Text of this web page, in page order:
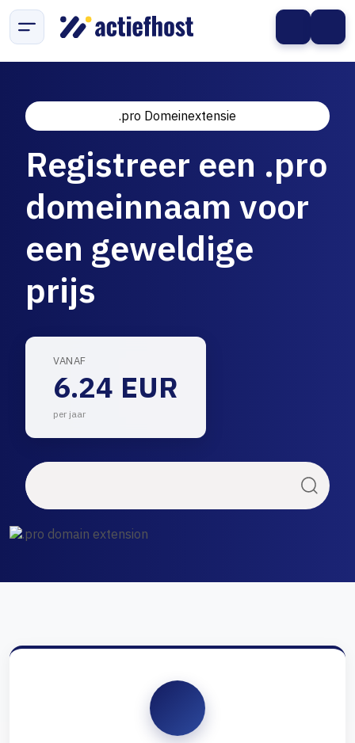
.pro Domeinextensie
Registreer een .pro
domeinnaam voor
een geweldige
prijs
VANAF
6.24 EUR
per jaar